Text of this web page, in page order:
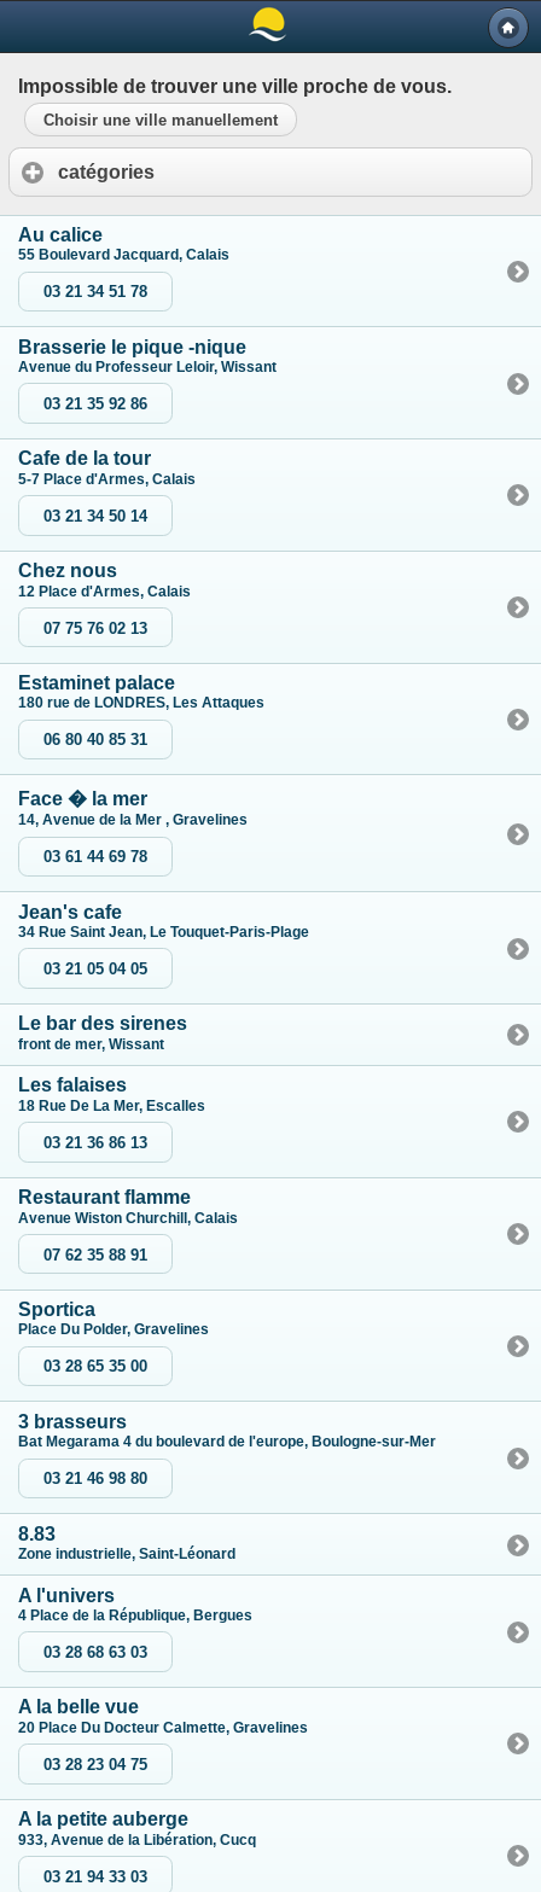
Impossible de trouver une ville proche de vous.
Choisir une ville manuellement
catégories
Au calice
55 Boulevard Jacquard, Calais
03 21 34 51 78
Brasserie le pique -nique
Avenue du Professeur Leloir, Wissant
03 21 35 92 86
Cafe de la tour
5-7 Place d'Armes, Calais
03 21 34 50 14
Chez nous
12 Place d'Armes, Calais
07 75 76 02 13
Estaminet palace
180 rue de LONDRES, Les Attaques
06 80 40 85 31
Face � la mer
14, Avenue de la Mer , Gravelines
03 61 44 69 78
Jean's cafe
34 Rue Saint Jean, Le Touquet-Paris-Plage
03 21 05 04 05
Le bar des sirenes
front de mer, Wissant
Les falaises
18 Rue De La Mer, Escalles
03 21 36 86 13
Restaurant flamme
Avenue Wiston Churchill, Calais
07 62 35 88 91
Sportica
Place Du Polder, Gravelines
03 28 65 35 00
3 brasseurs
Bat Megarama 4 du boulevard de l'europe, Boulogne-sur-Mer
03 21 46 98 80
8.83
Zone industrielle, Saint-Léonard
A l'univers
4 Place de la République, Bergues
03 28 68 63 03
A la belle vue
20 Place Du Docteur Calmette, Gravelines
03 28 23 04 75
A la petite auberge
933, Avenue de la Libération, Cucq
03 21 94 33 03